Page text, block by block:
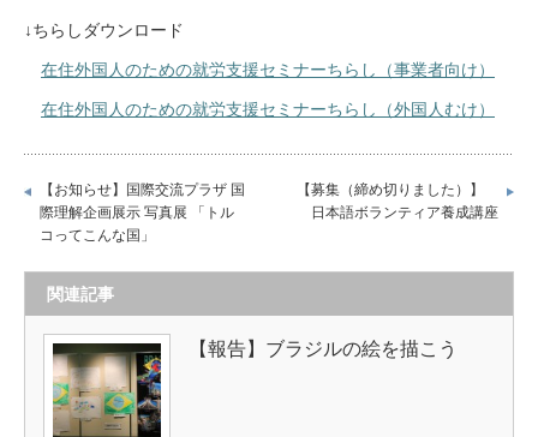
↓ちらしダウンロード
在住外国人のための就労支援セミナーちらし（事業者向け）
在住外国人のための就労支援セミナーちらし（外国人むけ）
【お知らせ】国際交流プラザ 国
際理解企画展示 写真展 「トル
コってこんな国」
【募集（締め切りました）】
日本語ボランティア養成講座
関連記事
【報告】ブラジルの絵を描こう